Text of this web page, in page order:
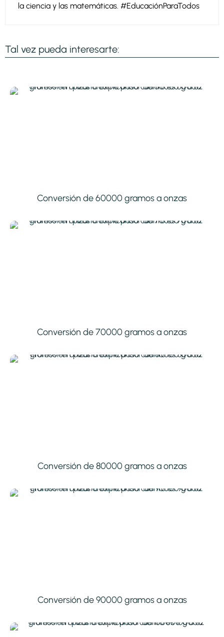
la ciencia y las matemáticas. #EducaciónParaTodos
Tal vez pueda interesarte:
Conversión de 60000 gramos a onzas
Conversión de 70000 gramos a onzas
Conversión de 80000 gramos a onzas
Conversión de 90000 gramos a onzas